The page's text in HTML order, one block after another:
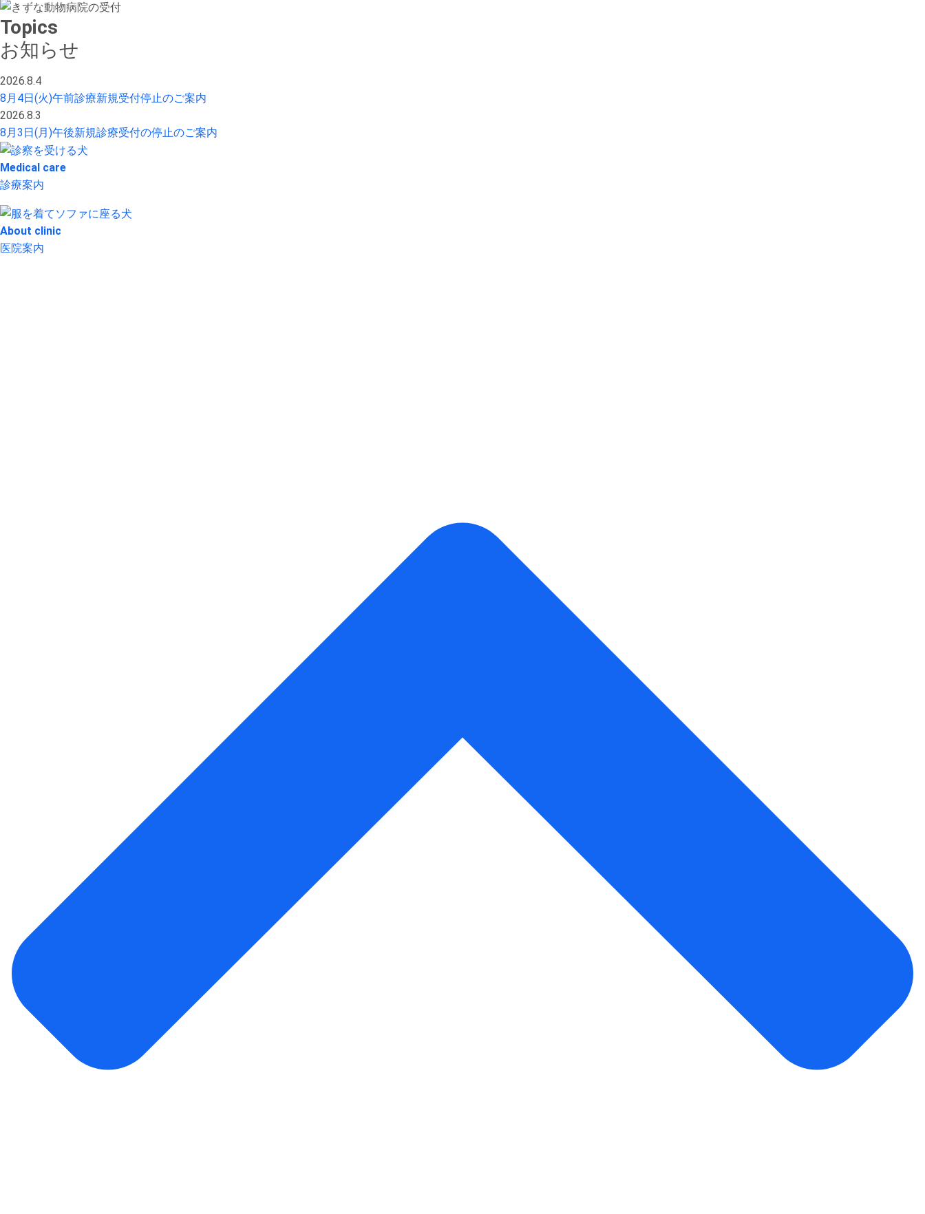
Topics
お知らせ
2026.8.4
8月4日(火)午前診療新規受付停止のご案内
2026.8.3
8月3日(月)午後新規診療受付の停止のご案内
Medical care
診療案内
About clinic
医院案内